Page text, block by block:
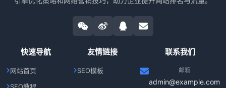
快速导航
网站首页
SEO教程
友情链接
SEO模板
联系我们
邮箱
admin@example.com